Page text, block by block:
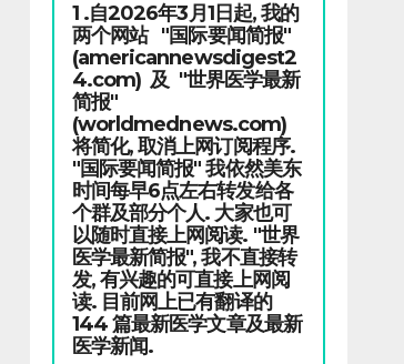
1 .自2026年3月1日起, 我的
两个网站 "国际要闻简报"
(americannewsdigest2
4.com) 及 "世界医学最新
简报"
(worldmednews.com)
将简化, 取消上网订阅程序.
"国际要闻简报" 我依然美东
时间每早6点左右转发给各
个群及部分个人. 大家也可
以随时直接上网阅读. "世界
医学最新简报", 我不直接转
发, 有兴趣的可直接上网阅
读. 目前网上已有翻译的
144 篇最新医学文章及最新
医学新闻.